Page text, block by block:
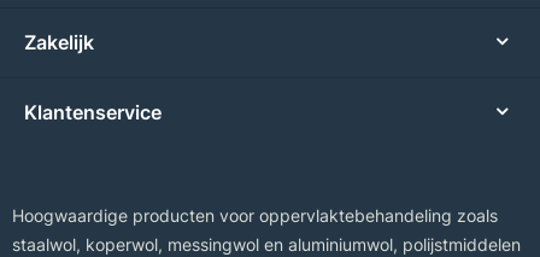
Zakelijk
Klantenservice
Hoogwaardige producten voor oppervlaktebehandeling zoals
staalwol, koperwol, messingwol en aluminiumwol, polijstmiddelen